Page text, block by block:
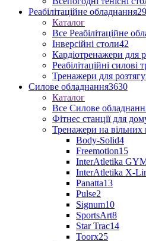
Реабілітаційне обладнання
Каталог
Все Реабілітаційне
Інверсійні столи42
Кардіотренажери для
Реабілітаційні силові
Тренажери для
Силове обладнання3630
Каталог
Все Силове
Фітнес станції для
Тренажери на вільних
Body-Solid4
Freemotion15
InterAtletika
InterAtletika X-
Panatta13
Pulse2
Signum10
SportsArt8
Star Trac14
Toorx25